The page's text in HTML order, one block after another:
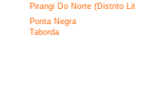
Pirangi Do Norte (Distrito Lit
Ponta Negra
Taborda